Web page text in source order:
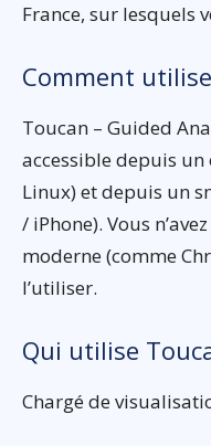
France, sur lesquels
Comment
Toucan – Guided
accessible depuis
Linux) et depuis un
/ iPhone). Vous
moderne (comme
l’utiliser.
Qui utilise
Chargé de